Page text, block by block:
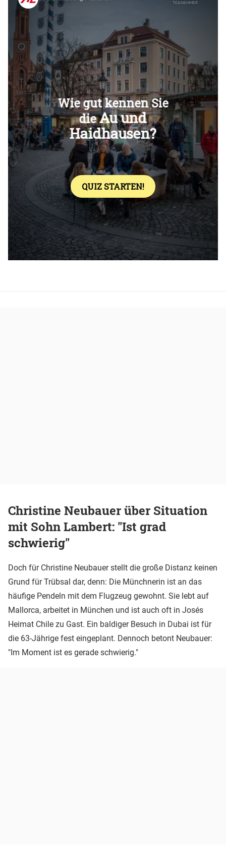
Überspringen
Überspringen
Christine Neubauer über Situation
mit Sohn Lambert: "Ist grad
schwierig"
Doch für Christine Neubauer stellt die große Distanz keinen
Grund für Trübsal dar, denn: Die Münchnerin ist an das
häufige Pendeln mit dem Flugzeug gewohnt. Sie lebt auf
Mallorca, arbeitet in München und ist auch oft in Josés
Heimat Chile zu Gast. Ein baldiger Besuch in Dubai ist für
die 63-Jährige fest eingeplant. Dennoch betont Neubauer:
"Im Moment ist es gerade schwierig."